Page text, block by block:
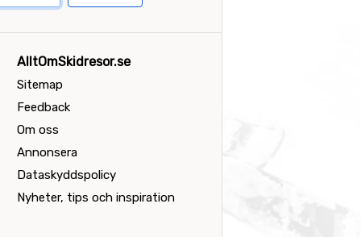
AlltOmSkidresor.se
Sitemap
Feedback
Om oss
Annonsera
Dataskyddspolicy
Nyheter, tips och inspiration